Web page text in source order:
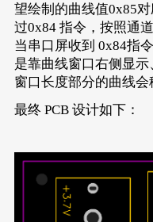
望绘制的曲线值0x85
过0x84 指令，按照通
当串口屏收到 0x84指
是靠曲线窗口右侧显
窗口长度部分的曲线会
最终 PCB 设计如下：